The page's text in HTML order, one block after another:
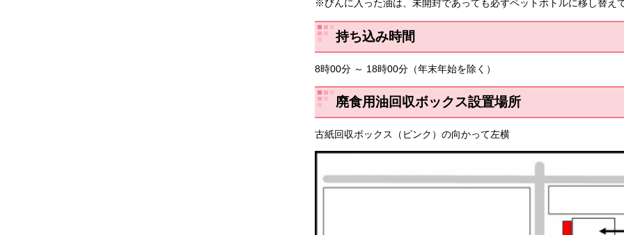
※びんに入った油は、未開封であっても必ずペットボトルに移し替え
持ち込み時間
8時00分 ～ 18時00分（年末年始を除く）
廃食用油回収ボックス設置場所
古紙回収ボックス（ピンク）の向かって左横